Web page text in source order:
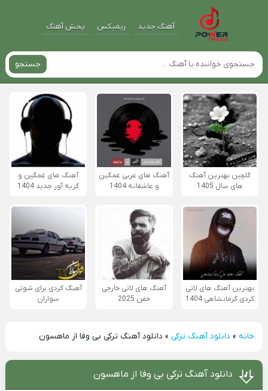
آهنگ جدید ریمیکس پخش آهنگ
جستجو
گلچین بهترین آهنگ
های سال 1405
آهنگ های عربی غمگین
و عاشقانه 1404
آهنگ های غمگین و
گریه آور جدید 1404
بهترین آهنگ های لاتی
کردی کرمانشاهی 1404
آهنگ های لاتی خارجی
خفن 2025
آهنگ کردی برای شوتی
سواران
خانه» دانلود آهنگ ترکی» دانلود آهنگ ترکی بی وفا از ماهسون
دانلود آهنگ ترکی بی وفا از ماهسون